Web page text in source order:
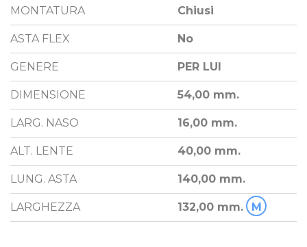
MONTATURA Chiusi
ASTA FLEX No
GENERE PER LUI
DIMENSIONE 54,00 mm.
LARG. NASO 16,00 mm.
ALT. LENTE 40,00 mm.
LUNG. ASTA 140,00 mm.
LARGHEZZA 132,00 mm. M